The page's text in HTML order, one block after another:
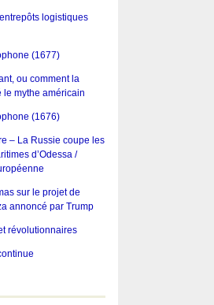
logistiques
(1677)
ou comment la
le mythe américain
(1676)
– La Russie coupe les
d’Odessa /
sur le projet de
annoncé par Trump
révolutionnaires